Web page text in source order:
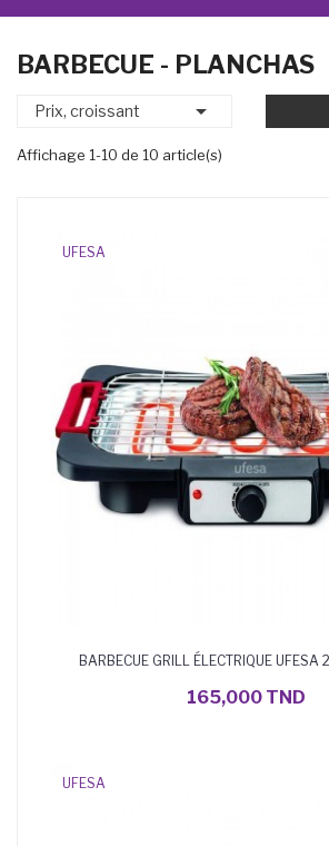
BARBECUE - PLANCHAS
Prix, croissant 
Affichage 1-10 de 10 article(s)
UFESA
BARBECUE GRILL ÉLECTRIQUE
165,000 TND
UFESA